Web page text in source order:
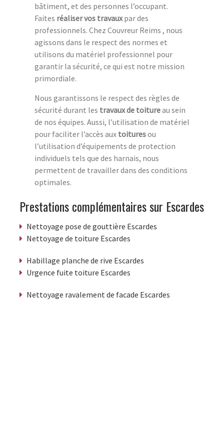
bâtiment, et des personnes l’occupant.
Faites réaliser vos travauxpar des
professionnels. Chez Couvreur Reims , nous
agissons dans le respect des normes et
utilisons du matériel professionnel pour
garantir la sécurité, ce qui est notre mission
primordiale.
Nous garantissons le respect des règles de
sécurité durant les travaux de toitureau sein
de nos équipes. Aussi, l’utilisation de matériel
pour faciliter l’accès aux toituresou
l’utilisation d’équipements de protection
individuels tels que des harnais, nous
permettent de travailler dans des conditions
optimales.
Prestations complémentaires sur Escardes
Nettoyage pose de gouttière Escardes
Nettoyage de toiture Escardes
Habillage planche de rive Escardes
Urgence fuite toiture Escardes
Nettoyage ravalement de facade Escardes